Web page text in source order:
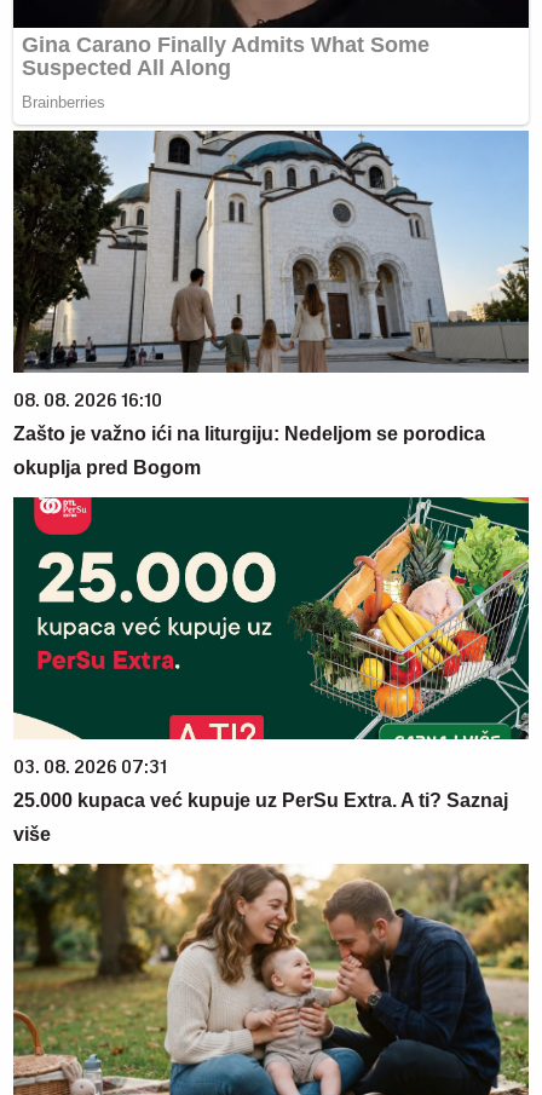
08. 08. 2026 16:10
Zašto je važno ići na liturgiju: Nedeljom se porodica
okuplja pred Bogom
03. 08. 2026 07:31
25.000 kupaca već kupuje uz PerSu Extra. A ti? Saznaj
više